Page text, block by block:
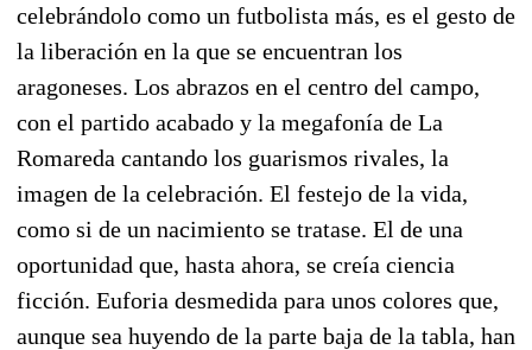
celebrándolo como un futbolista más, es el gesto de
la liberación en la que se encuentran los
aragoneses. Los abrazos en el centro del campo,
con el partido acabado y la megafonía de La
Romareda cantando los guarismos rivales, la
imagen de la celebración. El festejo de la vida,
como si de un nacimiento se tratase. El de una
oportunidad que, hasta ahora, se creía ciencia
ficción. Euforia desmedida para unos colores que,
aunque sea huyendo de la parte baja de la tabla, han